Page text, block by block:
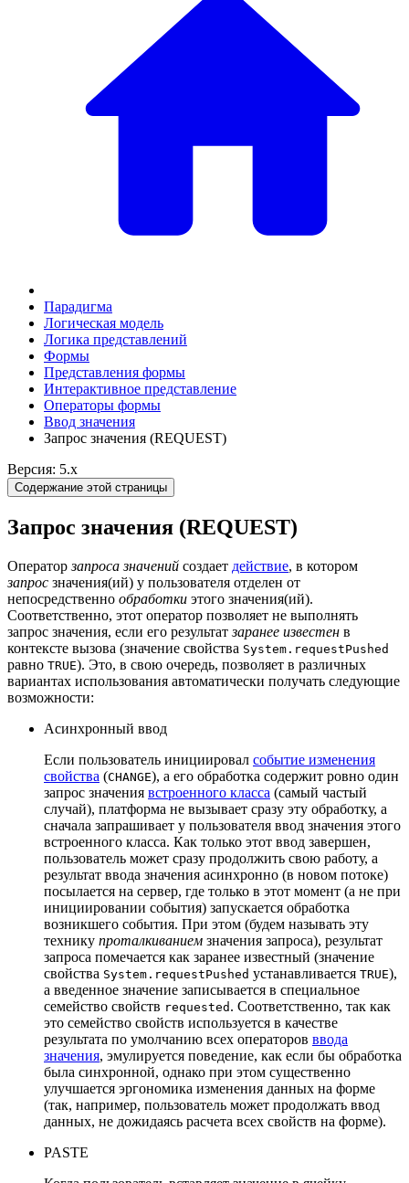
Парадигма
Логическая модель
Логика представлений
Формы
Представления формы
Интерактивное представление
Операторы формы
Ввод значения
Запрос значения (REQUEST)
Версия: 5.x
Содержание этой страницы
Запрос значения (REQUEST)
Операторзапроса значений создает действие, в котором
запрос значения(ий) у пользователя отделен от
непосредственно обработки этого значения(ий).
Соответственно, этот оператор позволяет не выполнять
запрос значения, если его результатзаранее известен в
контексте вызова (значение свойства System.requestPushed
равно TRUE). Это, в свою очередь, позволяет в различных
вариантах использования автоматически получать следующие
возможности:
Асинхронный ввод
Если пользователь инициировал событие изменения
свойства (CHANGE), а его обработка содержит ровно один
запрос значения встроенного класса (самый частый
случай), платформа не вызывает сразу эту обработку, а
сначала запрашивает у пользователя ввод значения этого
встроенного класса. Как только этот ввод завершен,
пользователь может сразу продолжить свою работу, а
результат ввода значения асинхронно (в новом потоке)
посылается на сервер, где только в этот момент (а не при
инициировании события) запускается обработка
возникшего события. При этом (будем называть эту
технику проталкиванием значения запроса), результат
запроса помечается как заранее известный (значение
свойства System.requestPushed устанавливается TRUE),
а введенное значение записывается в специальное
семейство свойств requested . Соответственно, так как
это семейство свойств используется в качестве
результата по умолчанию всех операторов ввода
значения, эмулируется поведение, как если бы обработка
была синхронной, однако при этом существенно
улучшается эргономика изменения данных на форме
(так, например, пользователь может продолжать ввод
данных, не дожидаясь расчета всех свойств на форме).
PASTE